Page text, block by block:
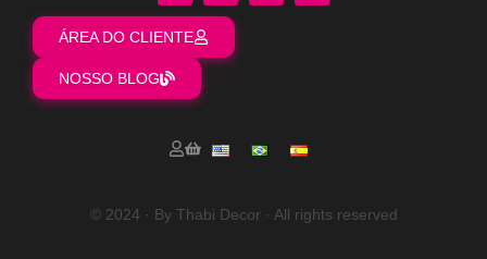
ÁREA DO CLIENTE
NOSSO BLOG
© 2024 · By Thabi Decor · All rights reserved